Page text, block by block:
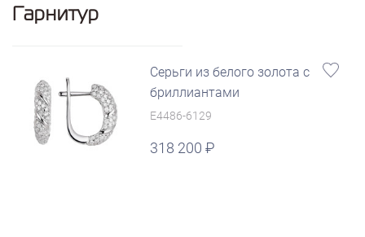
Гарнитур
Серьги из белого золота с
бриллиантами
E4486-6129
318 200